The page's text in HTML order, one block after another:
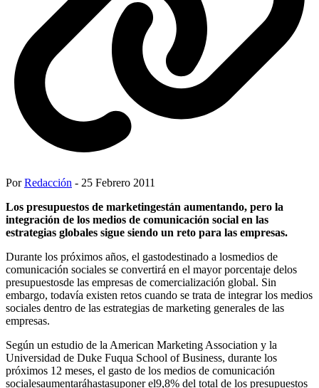
PorRedacción - 25 Febrero 2011
Los presupuestos de marketingestán aumentando, pero la
integración de los medios de comunicación social en las
estrategias globales sigue siendo un reto para las empresas.
Durante los próximos años, el gastodestinado a losmedios de
comunicación sociales se convertirá en el mayor porcentaje delos
presupuestosde las empresas de comercialización global. Sin
embargo, todavía existen retos cuando se trata de integrar los medios
sociales dentro de las estrategias de marketing generales de las
empresas.
Según un estudio de la American Marketing Association y la
Universidad de Duke Fuqua School of Business, durante los
próximos 12 meses, el gasto de los medios de comunicación
socialesaumentaráhastasuponer el9,8% del total de los presupuestos